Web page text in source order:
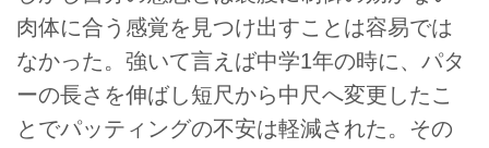
肉体に合う感覚を見つけ出すことは容易では
なかった。強いて言えば中学1年の時に、パタ
ーの長さを伸ばし短尺から中尺へ変更したこ
とでパッティングの不安は軽減された。その